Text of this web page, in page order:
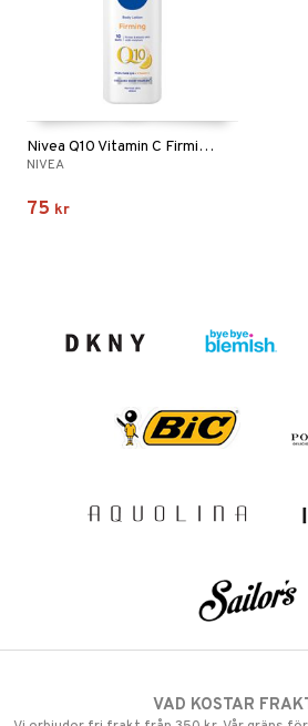
Nivea Q10 Vitamin C Firming Body Lotion
NIVEA
75 kr
VAD KOSTAR